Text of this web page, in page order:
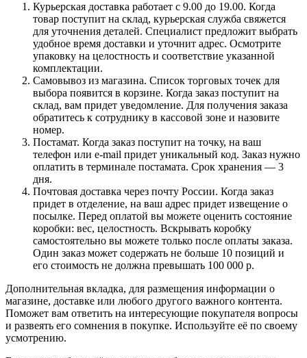
Курьерская доставка работает с 9.00 до 19.00. Когда
товар поступит на склад, курьерская служба свяжется
для уточнения деталей. Специалист предложит выбрать
удобное время доставки и уточнит адрес. Осмотрите
упаковку на целостность и соответствие указанной
комплектации.
Самовывоз из магазина. Список торговых точек для
выбора появится в корзине. Когда заказ поступит на
склад, вам придет уведомление. Для получения заказа
обратитесь к сотруднику в кассовой зоне и назовите
номер.
Постамат. Когда заказ поступит на точку, на ваш
телефон или e-mail придет уникальный код. Заказ нужно
оплатить в терминале постамата. Срок хранения — 3
дня.
Почтовая доставка через почту России. Когда заказ
придет в отделение, на ваш адрес придет извещение о
посылке. Перед оплатой вы можете оценить состояние
коробки: вес, целостность. Вскрывать коробку
самостоятельно вы можете только после оплаты заказа.
Один заказ может содержать не больше 10 позиций и
его стоимость не должна превышать 100 000 р.
Дополнительная вкладка, для размещения информации о
магазине, доставке или любого другого важного контента.
Поможет вам ответить на интересующие покупателя вопросы
и развеять его сомнения в покупке. Используйте её по своему
усмотрению.